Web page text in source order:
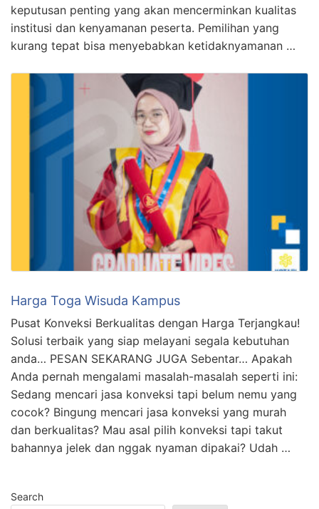
keputusan penting yang akan mencerminkan kualitas
institusi dan kenyamanan peserta. Pemilihan yang
kurang tepat bisa menyebabkan ketidaknyamanan …
Harga Toga Wisuda Kampus
Pusat Konveksi Berkualitas dengan Harga Terjangkau!
Solusi terbaik yang siap melayani segala kebutuhan
anda… PESAN SEKARANG JUGA Sebentar… Apakah
Anda pernah mengalami masalah-masalah seperti ini:
Sedang mencari jasa konveksi tapi belum nemu yang
cocok? Bingung mencari jasa konveksi yang murah
dan berkualitas? Mau asal pilih konveksi tapi takut
bahannya jelek dan nggak nyaman dipakai? Udah …
Search